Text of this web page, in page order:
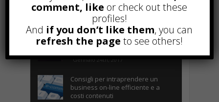
Comprare visite YouTube: i 5
vantaggi TOP!
Novembre 2nd, 2017
Parcheggiare low-cost a Torino
Gennaio 24th, 2017
Consigli per intraprendere un
business on-line efficiente e a
costi contenuti
comment, like or check out these
profiles!
And if you don’t like them, you can
refresh the page to see others!